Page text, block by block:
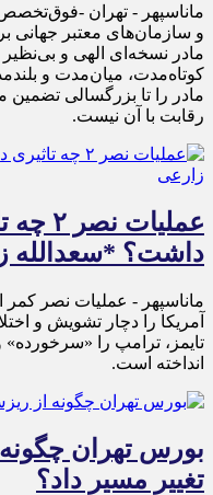
ماناسپهر - تهران -فوق‌تخصص
و سازمان‌های معتبر جهانی
مادر نسخه‌ای الهی و
کوتاه‌مدت، میان‌مدت و
مادر را تا بزرگسالی
رقابت با آن نیست.
داشت؟ *سعدالله
ماناسپهر - عملیات نصر
آمریکا را دچار تشویش و
تایمز، ترامپ را
انداخته است.
بورس تهران
تغییر مسیر داد؟